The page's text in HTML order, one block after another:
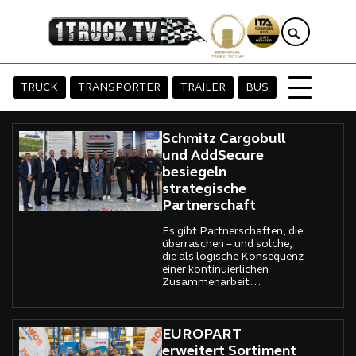
TRUCK TRANSPORTER TRAILER BUS
Schmitz Cargobull
und AddSecure
besiegeln
strategische
Partnerschaft
Es gibt Partnerschaften, die
überraschen – und solche,
die als logische Konsequenz
einer kontinuierlichen
Zusammenarbeit
auf die nun europaweit
ausgerichtete strategische
Allianz zwischen Schmitz
Cargobull, Europas
EUROPART
erweitert Sortiment